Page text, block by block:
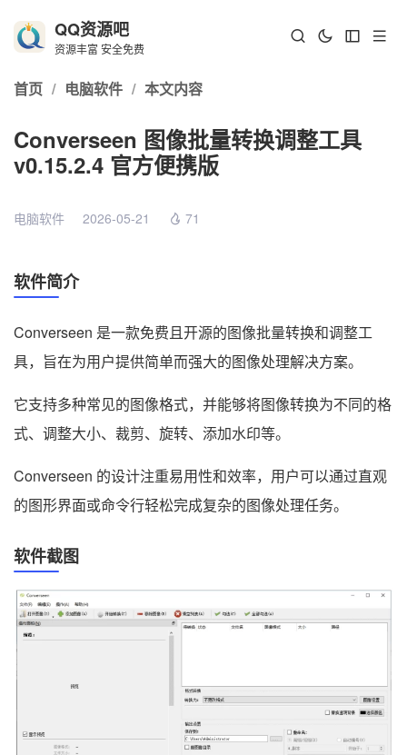
QQ资源吧
资源丰富 安全免费
首页 / 电脑软件 / 本文内容
Converseen 图像批量转换调整工具
v0.15.2.4 官方便携版
电脑软件 2026-05-21 71
软件简介
Converseen 是一款免费且开源的图像批量转换和调整工
具，旨在为用户提供简单而强大的图像处理解决方案。
它支持多种常见的图像格式，并能够将图像转换为不同的格
式、调整大小、裁剪、旋转、添加水印等。
Converseen 的设计注重易用性和效率，用户可以通过直观
的图形界面或命令行轻松完成复杂的图像处理任务。
软件截图